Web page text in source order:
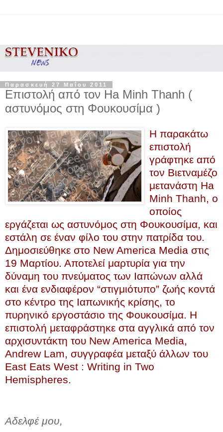
Παρασκευή 27 Μαΐου 2011
Επιστολή από τον Ha Minh Thanh (
αστυνόμος στη Φουκουσίμα )
Η παρακάτω
επιστολή
γράφτηκε από
τον Βιετναμέζο
μετανάστη Ha
Minh Thanh, ο
οποίος
εργάζεται ως αστυνόμος στη Φουκουσίμα, και
εστάλη σε έναν φίλο του στην πατρίδα του.
Δημοσιεύθηκε στο New America Media στις
19 Μαρτίου. Αποτελεί μαρτυρία για την
δύναμη του πνεύματος των Ιαπώνων αλλά
και ένα ενδιαφέρον “στιγμιότυπο” ζωής κοντά
στο κέντρο της Ιαπωνικής κρίσης, το
πυρηνικό εργοστάσιο της Φουκουσίμα. Η
επιστολή μεταφράστηκε στα αγγλικά από τον
αρχισυντάκτη του New America Media,
Andrew Lam, συγγραφέα μεταξύ άλλων του
East Eats West : Writing in Two
Hemispheres.
Αδελφέ μου,